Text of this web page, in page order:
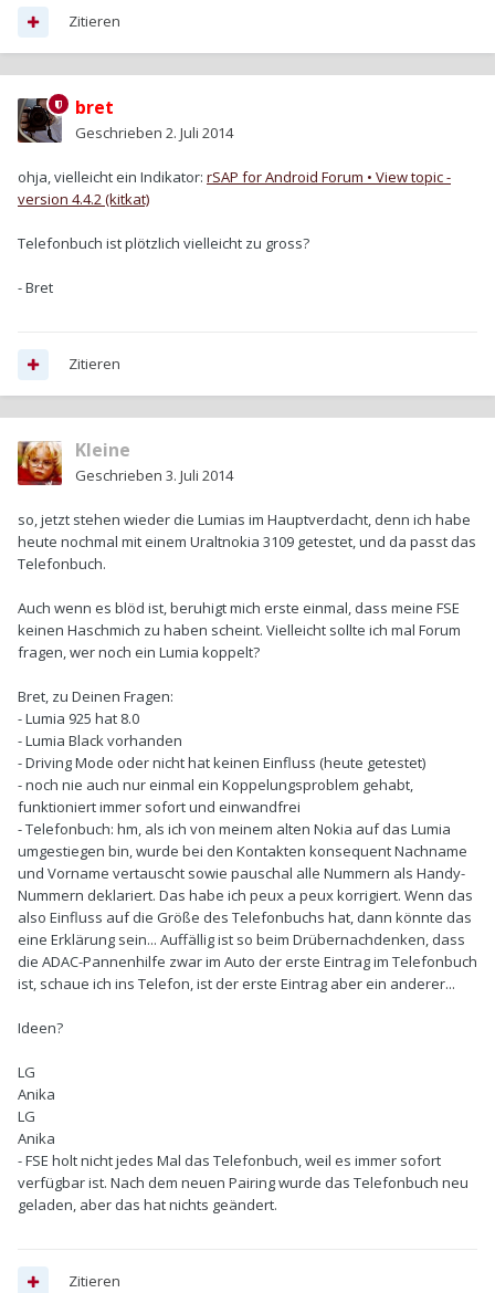
Zitieren
bret
Geschrieben 2. Juli 2014
ohja, vielleicht ein Indikator: rSAP for Android Forum • View topic -
version 4.4.2 (kitkat)
Telefonbuch ist plötzlich vielleicht zu gross?
- Bret
Zitieren
Kleine
Geschrieben 3. Juli 2014
so, jetzt stehen wieder die Lumias im Hauptverdacht, denn ich habe
heute nochmal mit einem Uraltnokia 3109 getestet, und da passt das
Telefonbuch.
Auch wenn es blöd ist, beruhigt mich erste einmal, dass meine FSE
keinen Haschmich zu haben scheint. Vielleicht sollte ich mal Forum
fragen, wer noch ein Lumia koppelt?
Bret, zu Deinen Fragen:
- Lumia 925 hat 8.0
- Lumia Black vorhanden
- Driving Mode oder nicht hat keinen Einfluss (heute getestet)
- noch nie auch nur einmal ein Koppelungsproblem gehabt,
funktioniert immer sofort und einwandfrei
- Telefonbuch: hm, als ich von meinem alten Nokia auf das Lumia
umgestiegen bin, wurde bei den Kontakten konsequent Nachname
und Vorname vertauscht sowie pauschal alle Nummern als Handy-
Nummern deklariert. Das habe ich peux a peux korrigiert. Wenn das
also Einfluss auf die Größe des Telefonbuchs hat, dann könnte das
eine Erklärung sein... Auffällig ist so beim Drübernachdenken, dass
die ADAC-Pannenhilfe zwar im Auto der erste Eintrag im Telefonbuch
ist, schaue ich ins Telefon, ist der erste Eintrag aber ein anderer...
Ideen?
LG
Anika
LG
Anika
- FSE holt nicht jedes Mal das Telefonbuch, weil es immer sofort
verfügbar ist. Nach dem neuen Pairing wurde das Telefonbuch neu
geladen, aber das hat nichts geändert.
Zitieren